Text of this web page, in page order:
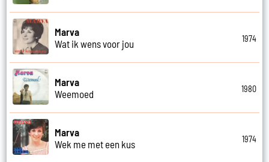
Marva
Wat ik wens voor jou
1974
Marva
Weemoed
1980
Marva
Wek me met een kus
1974